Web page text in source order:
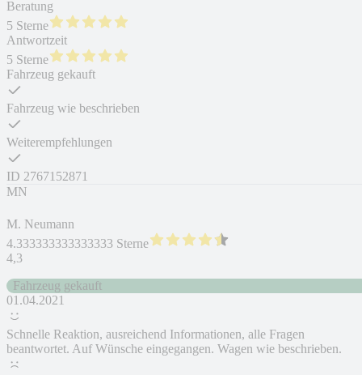
Beratung
5 Sterne
Antwortzeit
5 Sterne
Fahrzeug gekauft
Fahrzeug wie beschrieben
Weiterempfehlungen
ID 2767152871
MN
M. Neumann
4.333333333333333 Sterne
4,3
Fahrzeug gekauft
01.04.2021
Schnelle Reaktion, ausreichend Informationen, alle Fragen
beantwortet. Auf Wünsche eingegangen. Wagen wie beschrieben.